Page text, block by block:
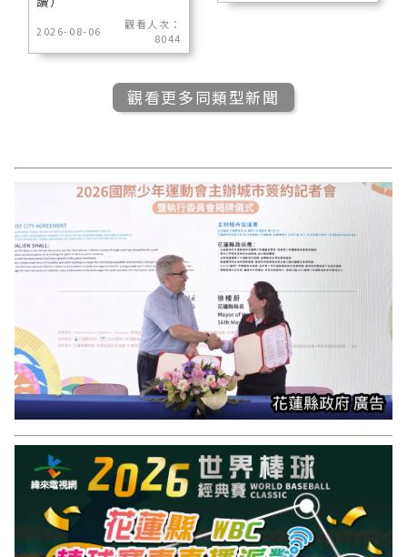
2026-08-06
觀看人次：
8044
觀看更多同類型新聞